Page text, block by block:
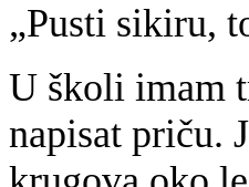
„Pusti sikiru,
U školi imam
napisat priču.